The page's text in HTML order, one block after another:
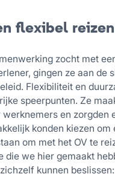
flexibel reizen
zocht met
gingen ze aan de
Flexibiliteit en
speerpunten. Ze
en zorgden
konden kiezen om
om met het OV te
die we hier gemaakt
kunnen